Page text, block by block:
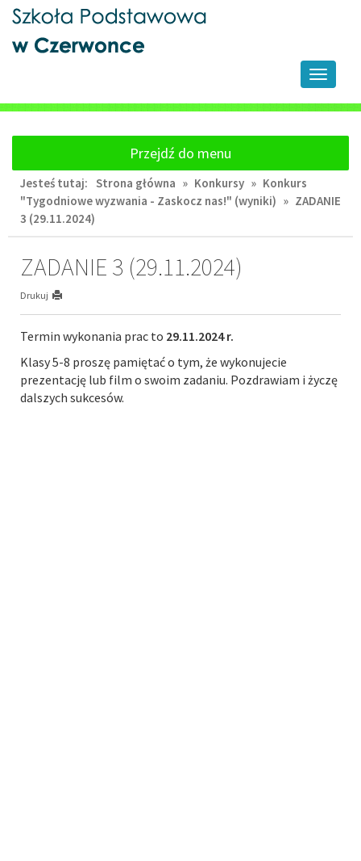
Przejdź
głównej
treści
Przejdź
wyszukiwarki
Przełącz
Przejdź do menu
Jesteś tutaj: Strona główna » Konkursy » Konkurs
"Tygodniowe wyzwania - Zaskocz nas!" (wyniki) » ZADANIE
3 (29.11.2024)
ZADANIE 3 (29.11.2024)
Drukuj
Termin wykonania prac to 29.11.2024 r.
Klasy 5-8 proszę pamiętać o tym, że wykonujecie
prezentację lub film o swoim zadaniu. Pozdrawiam i życzę
dalszych sukcesów.